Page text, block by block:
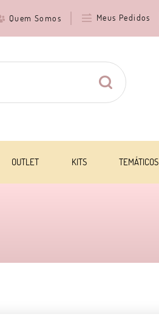
Quem Somos Meus Pedidos
OUTLET KITS TEMÁTICOS